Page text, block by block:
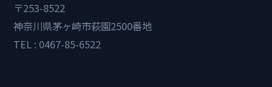
〒253-8522
神奈川県茅ヶ崎市萩園2500番地
TEL : 0467-85-6522